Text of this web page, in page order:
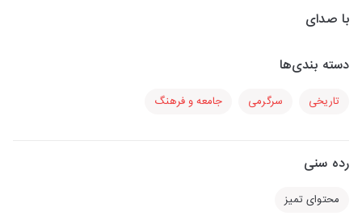
با صدای
دسته بندی‌ها
تاریخی سرگرمی جامعه و فرهنگ
رده سنی
محتوای تمیز